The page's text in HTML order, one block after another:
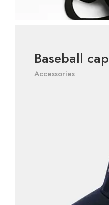
Baseball cap
Accessories